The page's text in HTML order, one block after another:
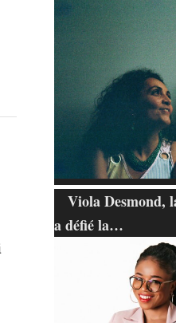
Viola Desmond,
a défié la…